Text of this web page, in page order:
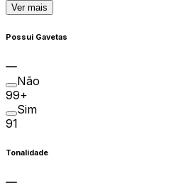
Ver mais
Possui Gavetas
Não
99+
Sim
91
Tonalidade